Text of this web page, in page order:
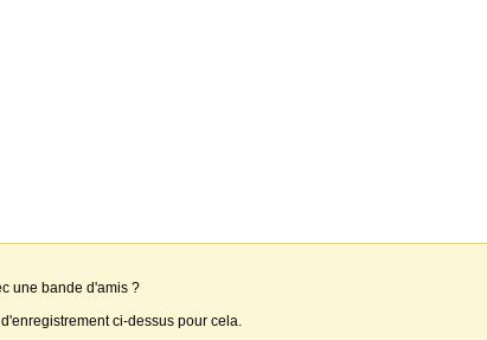
une bande d'amis ?
ci-dessus pour cela.